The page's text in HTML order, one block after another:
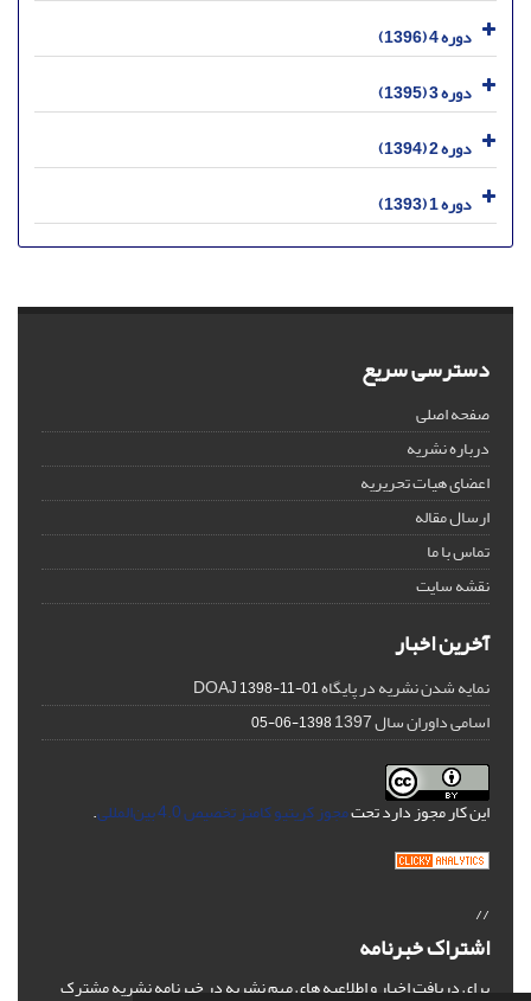
دوره 4 (1396)
دوره 3 (1395)
دوره 2 (1394)
دوره 1 (1393)
دسترسی سریع
صفحه اصلی
درباره نشریه
اعضای هیات تحریریه
ارسال مقاله
تماس با ما
نقشه سایت
آخرین اخبار
نمایه شدن نشریه در پایگاه DOAJ1398-11-01
اسامی داوران سال 1397 1398-06-05
این کار مجوز دارد تحتمجوز کریتیو کامنز تخصیص 4.0 بین‌المللی .
//
اشتراک خبرنامه
برای دریافت اخبار و اطلاعیه های مهم نشریه در خبرنامه نشریه مشترک